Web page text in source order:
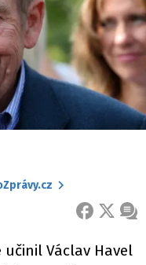
FACEBOOK
X
Václav Havel